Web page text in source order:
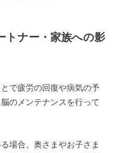
トナー・家族への影
で疲労の回復や病気の予
のメンテナンスを行って
場合、奥さまやお子さま